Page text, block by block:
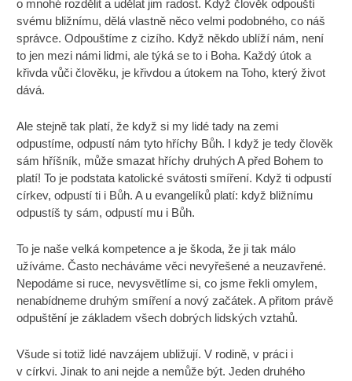
o mnohé rozdělit a udělat jim radost. Když člověk odpouští
svému bližnímu, dělá vlastně něco velmi podobného, co náš
správce. Odpouštíme z cizího. Když někdo ublíží nám, není
to jen mezi námi lidmi, ale týká se to i Boha. Každý útok a
křivda vůči člověku, je křivdou a útokem na Toho, který život
dává.
Ale stejně tak platí, že když si my lidé tady na zemi
odpustíme, odpustí nám tyto hříchy Bůh. I když je tedy člověk
sám hříšník, může smazat hříchy druhých A před Bohem to
platí! To je podstata katolické svátosti smíření. Když ti odpustí
církev, odpustí ti i Bůh. A u evangelíků platí: když bližnímu
odpustíš ty sám, odpustí mu i Bůh.
To je naše velká kompetence a je škoda, že ji tak málo
užíváme. Často necháváme věci nevyřešené a neuzavřené.
Nepodáme si ruce, nevysvětlíme si, co jsme řekli omylem,
nenabídneme druhým smíření a nový začátek. A přitom právě
odpuštění je základem všech dobrých lidských vztahů.
Všude si totiž lidé navzájem ubližují. V rodině, v práci i
v církvi. Jinak to ani nejde a nemůže být. Jeden druhého